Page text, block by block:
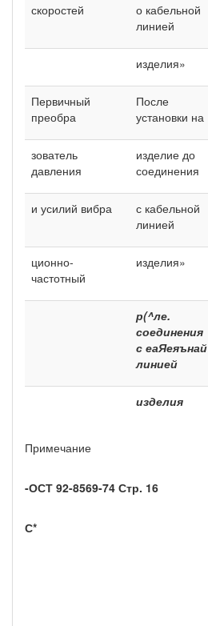
скоростей
о кабельной
линией
изделия»
Первичный
преобра­
После
установки на
зователь
давления
изделие до
соединения
и усилий вибра­
с кабельной
линией
ционно-
частотный
изделия»
р(^ле.
соединения
с еаЯеяънай
линией
изделия
Примечание
-ОСТ 92-8569-74 Стр. 16
С*